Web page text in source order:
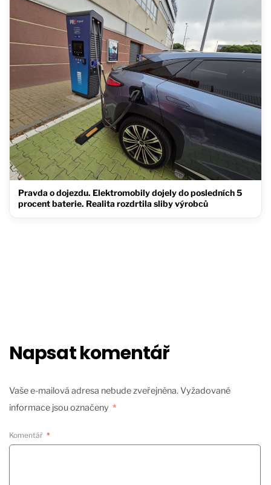
Pravda o dojezdu. Elektromobily dojely do posledních 5
procent baterie. Realita rozdrtila sliby výrobců
Napsat komentář
Vaše e-mailová adresa nebude zveřejněna.Vyžadované
informace jsou označeny *
Komentář *